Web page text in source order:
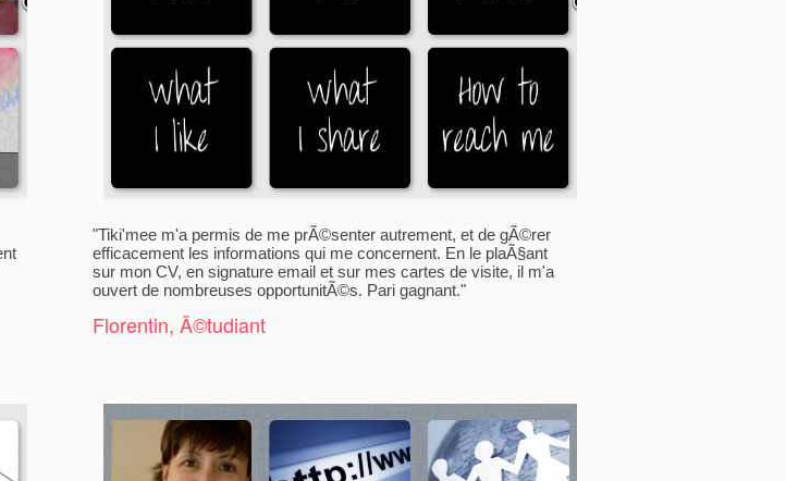
"Tiki'mee m'a permis de me prÃ©senter autrement, et de gÃ©rer
efficacement les informations qui me concernent. En le plaÃ§ant
sur mon CV, en signature email et sur mes cartes de visite, il m'a
ouvert de nombreuses opportunitÃ©s. Pari gagnant."
Florentin, Ã©tudiant